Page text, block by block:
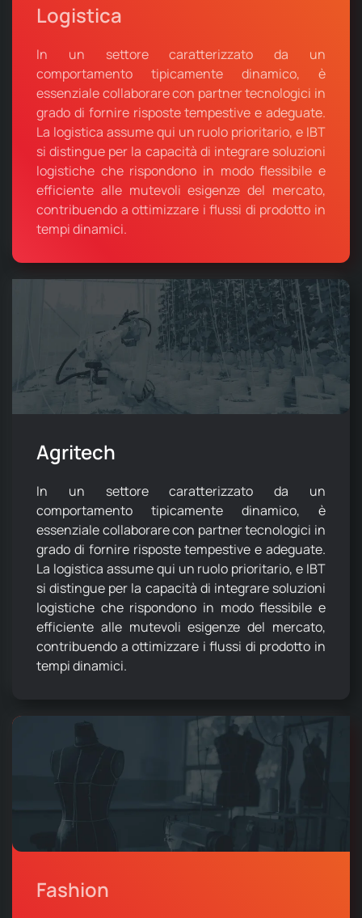
Logistica
In un settore caratterizzato da un
comportamento tipicamente dinamico, è
essenziale collaborare con partner tecnologici in
grado di fornire risposte tempestive e adeguate.
La logistica assume qui un ruolo prioritario, e IBT
si distingue per la capacità di integrare soluzioni
logistiche che rispondono in modo flessibile e
efficiente alle mutevoli esigenze del mercato,
contribuendo a ottimizzare i flussi di prodotto in
tempi dinamici.
Agritech
In un settore caratterizzato da un
comportamento tipicamente dinamico, è
essenziale collaborare con partner tecnologici in
grado di fornire risposte tempestive e adeguate.
La logistica assume qui un ruolo prioritario, e IBT
si distingue per la capacità di integrare soluzioni
logistiche che rispondono in modo flessibile e
efficiente alle mutevoli esigenze del mercato,
contribuendo a ottimizzare i flussi di prodotto in
tempi dinamici.
Fashion